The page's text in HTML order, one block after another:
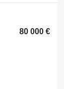
80 000 €